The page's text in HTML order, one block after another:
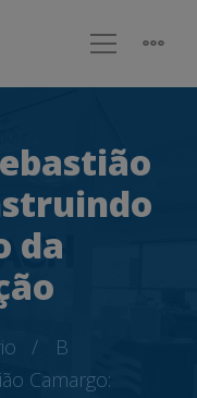
da
B
Camargo: